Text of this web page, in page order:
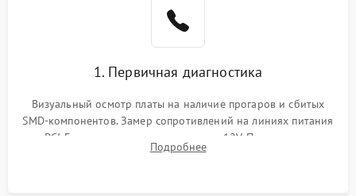
1. Первичная диагностика
Визуальный осмотр платы на наличие прогаров и сбитых
SMD-компонентов. Замер сопротивлений на линиях питания
PCI-E и дополнительных разъемах 12V. Проверка на
короткое замыкание основных дросселей питания GPU и
Подробнее